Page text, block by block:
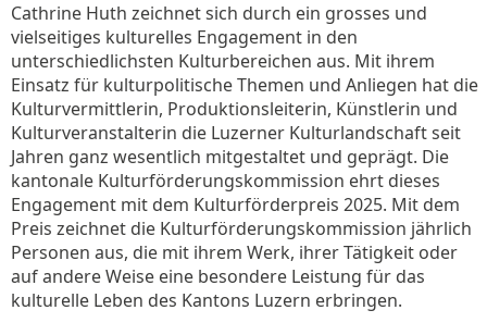
Cathrine Huth zeichnet sich durch ein grosses und
vielseitiges kulturelles Engagement in den
unterschiedlichsten Kulturbereichen aus. Mit ihrem
Einsatz für kulturpolitische Themen und Anliegen hat die
Kulturvermittlerin, Produktionsleiterin, Künstlerin und
Kulturveranstalterin die Luzerner Kulturlandschaft seit
Jahren ganz wesentlich mitgestaltet und geprägt. Die
kantonale Kulturförderungskommission ehrt dieses
Engagement mit dem Kulturförderpreis 2025. Mit dem
Preis zeichnet die Kulturförderungskommission jährlich
Personen aus, die mit ihrem Werk, ihrer Tätigkeit oder
auf andere Weise eine besondere Leistung für das
kulturelle Leben des Kantons Luzern erbringen.